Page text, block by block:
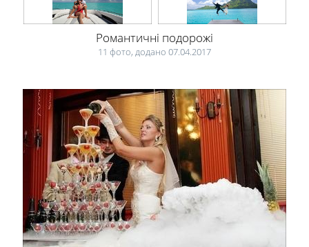
Романтичні подорожі
11 фото, додано 07.04.2017